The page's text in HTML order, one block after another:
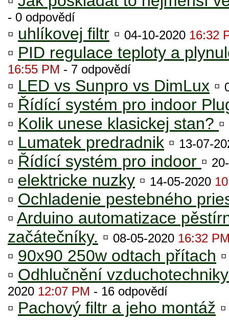
- 0 odpovědí
▫ uhlíkovej filtr ▫ 04-10-2020 16:32
▫ PID regulace teploty a
16:55 PM - 7 odpovědí
▫ LED vs Sunpro vs DimLux ▫
▫ Řídící systém pro indoor
▫ Kolik unese klasickej stan? ▫
▫ Lumatek predradnik ▫ 13-07-
▫ Řídící systém pro indoor ▫
▫ elektricke nuzky ▫ 14-05-2020
▫ Ochladenie pestebného
▫ Arduino automatizace
začátečníky. ▫ 08-05-2020 16:32
▫ 90x90 250w odtach přítach
▫ Odhlučnění
2020 12:07 PM - 16 odpovědí
▫ Pachový filtr a jeho montáž